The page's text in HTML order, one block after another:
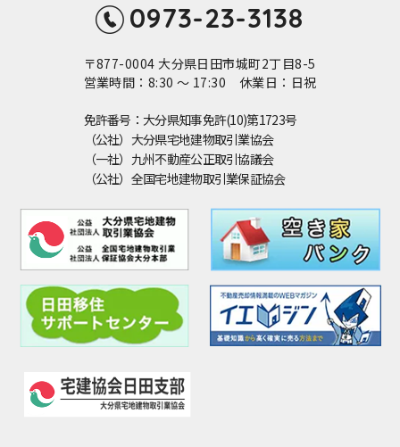
0973-23-3138
〒877-0004 大分県日田市城町2丁目8-5
営業時間：8:30 ～ 17:30 休業日：日祝
免許番号：大分県知事免許(10)第1723号
（公社）大分県宅地建物取引業協会
（一社）九州不動産公正取引協議会
（公社）全国宅地建物取引業保証協会